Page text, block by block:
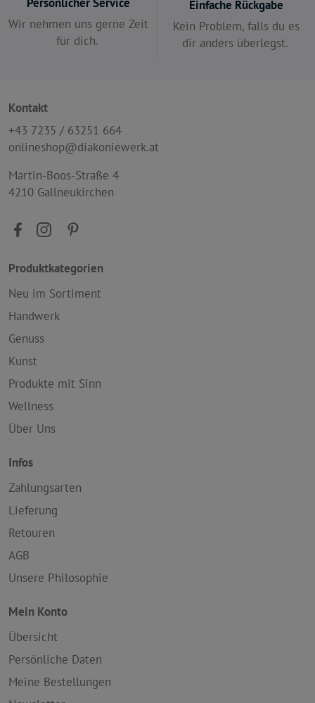
Wir nehmen uns gerne Zeit
für dich.
Einfache Rückgabe
Kein Problem, falls du es
dir anders überlegst.
Kontakt
+43 7235 / 63251 664
onlineshop@diakoniewerk.at
Martin-Boos-Straße 4
4210 Gallneukirchen
Produktkategorien
Neu im Sortiment
Handwerk
Genuss
Kunst
Produkte mit Sinn
Wellness
Über Uns
Infos
Zahlungsarten
Lieferung
Retouren
AGB
Unsere Philosophie
Mein Konto
Übersicht
Persönliche Daten
Meine Bestellungen